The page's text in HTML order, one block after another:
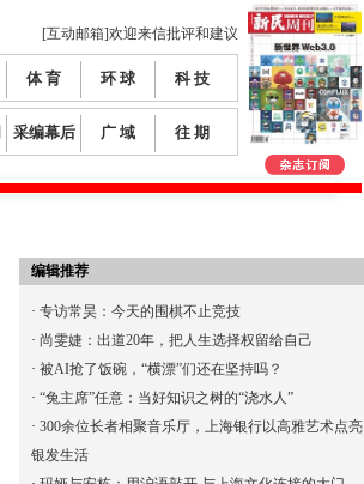
[互动邮箱]欢迎来信批评和建议
体 育 环 球 科 技
采编幕后 广 域 往 期
编辑推荐
· 专访常昊：今天的围棋不止竞技
· 尚雯婕：出道20年，把人生选择权留给自己
· 被AI抢了饭碗，“横漂”们还在坚持吗？
· “兔主席”任意：当好知识之树的“浇水人”
· 300余位长者相聚音乐厅，上海银行以高雅艺术点亮
银发生活